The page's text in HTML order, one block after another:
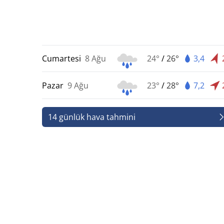
Cumartesi 8 Ağu 24° /26° 3,4
Pazar 9 Ağu 23° /28° 7,2
14 günlük hava tahmini